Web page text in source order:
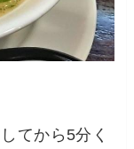
てから5分く